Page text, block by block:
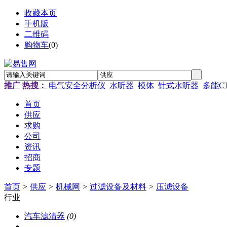
收藏本页
手机版
二维码
购物车(0)
推广 热搜： 电气安全分析仪 水听器 模体 针式水听器 多能
首页
供应
求购
公司
资讯
招商
专题
首页 > 供应 > 机械网 > 过滤设备及材料 > 压滤设备
行业
汽车滤清器 (0)